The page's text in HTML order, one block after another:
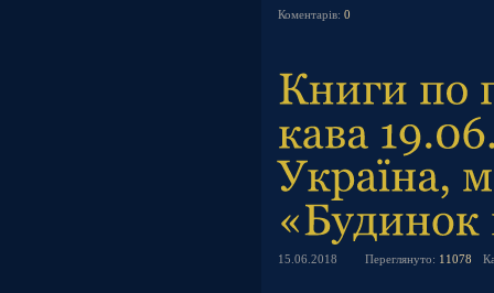
Коментарів: 0
15.06.2018 Переглянуто: 11078